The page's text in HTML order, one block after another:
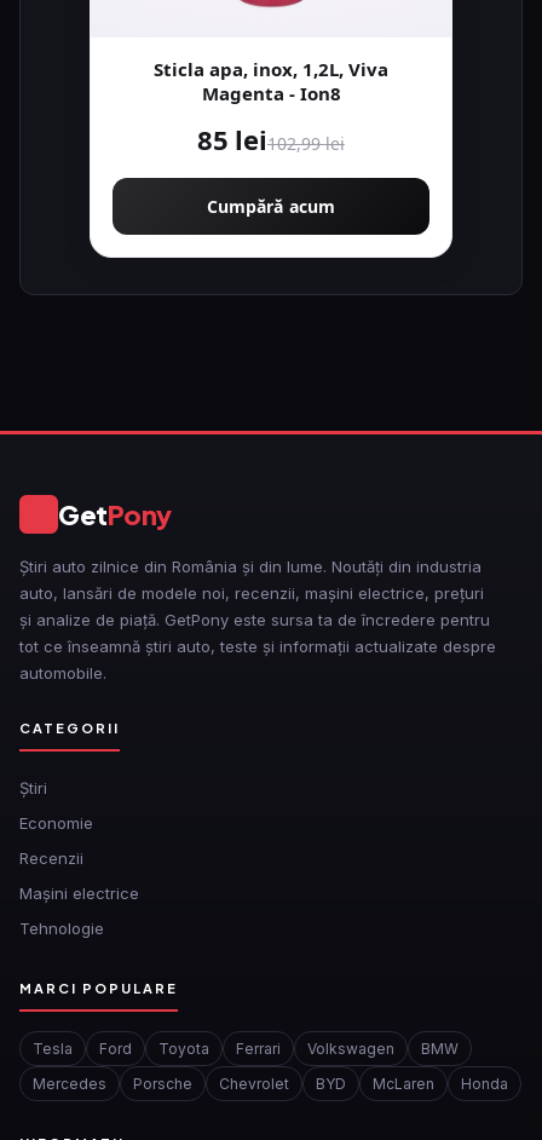
Sticla apa, inox, 1,2L, Viva
Magenta - Ion8
85 lei102,99 lei
Cumpără acum
GetPony
Știri auto zilnice din România și din lume. Noutăți din industria
auto, lansări de modele noi, recenzii, mașini electrice, prețuri
și analize de piață. GetPony este sursa ta de încredere pentru
tot ce înseamnă știri auto, teste și informații actualizate despre
automobile.
CATEGORII
Ştiri
Economie
Recenzii
Mașini electrice
Tehnologie
MARCI POPULARE
Tesla Ford Toyota Ferrari Volkswagen
BMW
Mercedes
Porsche Chevrolet BYD McLaren Honda